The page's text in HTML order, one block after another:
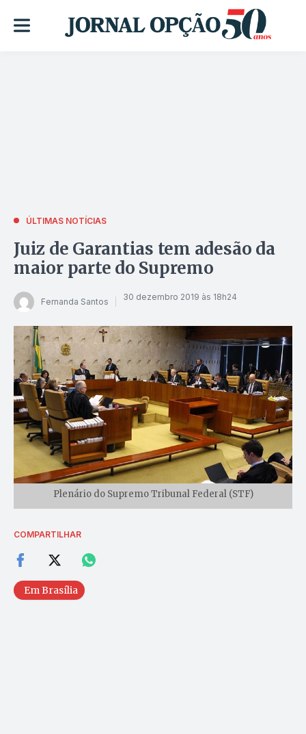
ÚLTIMAS NOTÍCIAS
Juiz de Garantias tem adesão da
maior parte do Supremo
Fernanda Santos 30 dezembro 2019 às 18h24
Plenário do Supremo Tribunal Federal (STF)
COMPARTILHAR
Em Brasília